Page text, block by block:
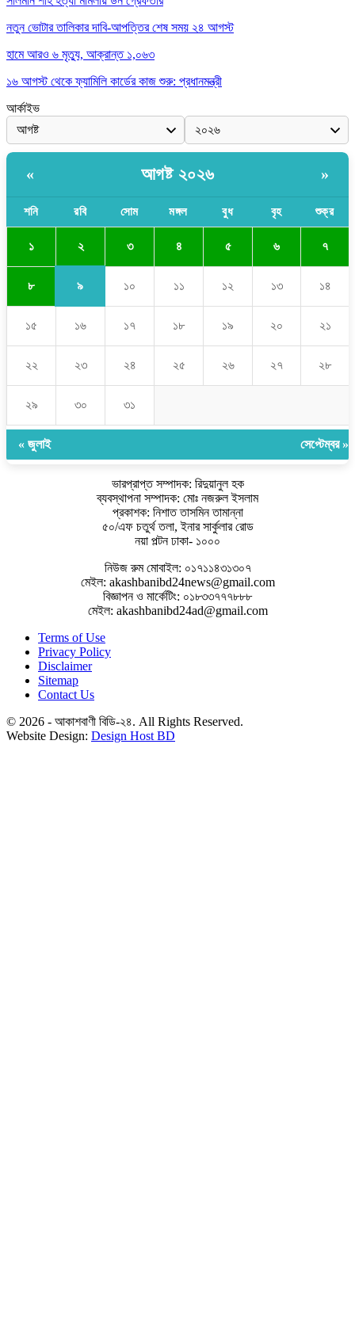
নতুন ভোটার তালিকার দাবি-আপত্তির শেষ সময় ২৪ আগস্ট
হামে আরও ৬ মৃত্যু, আক্রান্ত ১,০৬৩
১৬ আগস্ট থেকে ফ্যামিলি কার্ডের কাজ শুরু: প্রধানমন্ত্রী
আর্কাইভ
« আগষ্ট ২০২৬ »
শনি রবি সোম মঙ্গল বুধ বৃহ শুক্র
১ ২ ৩ ৪ ৫ ৬ ৭
৮ ৯ ১০ ১১ ১২ ১৩ ১৪
১৫ ১৬ ১৭ ১৮ ১৯ ২০ ২১
২২ ২৩ ২৪ ২৫ ২৬ ২৭ ২৮
২৯ ৩০ ৩১
« জুলাই সেপ্টেম্বর »
ভারপ্রাপ্ত সম্পাদক: রিদুয়ানুল হক
ব্যবস্থাপনা সম্পাদক: মোঃ নজরুল ইসলাম
প্রকাশক: নিশাত তাসমিন তামান্না
৫০/এফ চতুর্থ তলা, ইনার সার্কুলার রোড
নয়া পল্টন ঢাকা- ১০০০
নিউজ রুম মোবাইল: ০১৭১১৪৩১৩০৭
মেইল: akashbanibd24news@gmail.com
বিজ্ঞাপন ও মার্কেটিং: ০১৮৩৩৭৭৭৮৮৮
মেইল: akashbanibd24ad@gmail.com
Terms of Use
Privacy Policy
Disclaimer
Sitemap
Contact Us
© 2026 - আকাশবাণী বিডি-২৪. All Rights Reserved.
Website Design: Design Host BD